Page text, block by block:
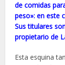
de comidas
peso»: en este
Sus titulares
propietario de
Esta esquina